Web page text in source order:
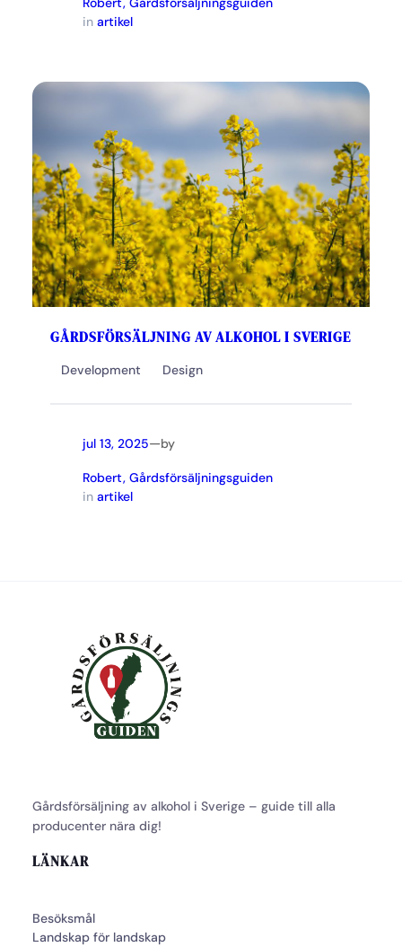
in artikel
GÅRDSFÖRSÄLJNING AV ALKOHOL I SVERIGE
Development Design
jul 13, 2025—by
Robert, Gårdsförsäljningsguiden
in artikel
Gårdsförsäljning av alkohol i Sverige – guide till alla
producenter nära dig!
LÄNKAR
Besöksmål
Landskap för landskap